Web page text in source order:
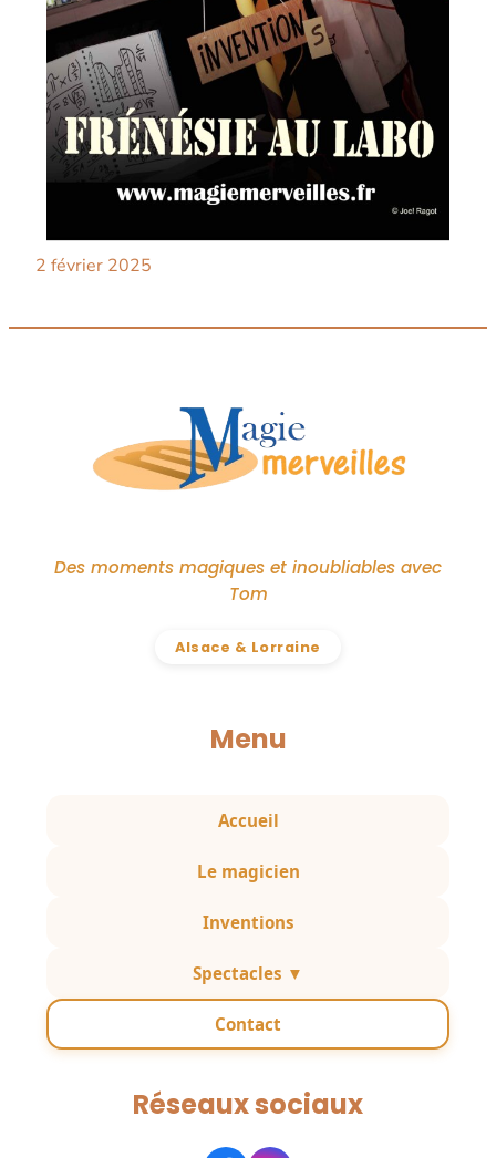
2 février 2025
Des moments magiques et inoubliables avec
Tom
Alsace & Lorraine
Menu
Accueil
Le magicien
Inventions
Spectacles ▼
Contact
Réseaux sociaux